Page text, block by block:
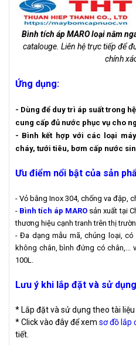
Bình tích áp MARO loại nằm
catalouge. Liên hệ trực tiếp để
chính
Ứng dụng:
- Dùng để duy trì áp suất trong
cung cấp đủ nước phục vụ cho
- Bình kết hợp với các loại
cháy, tưới tiêu, bơm cấp nước
Ưu điểm nổi bật của sản
- Vỏ bằng Inox 304, chống va đập,
- Bình tích áp MARO sản xuất tại
thương hiệu cạnh tranh trên thị
- Đa dạng mẫu mã, chủng loại,
không chân, bình đứng có chân,...
100L.
Lưu ý khi lắp đặt và sử
* Lắp đặt và sử dụng theo tài
* Click vào đây để xem sơ đồ lắp
tiết.